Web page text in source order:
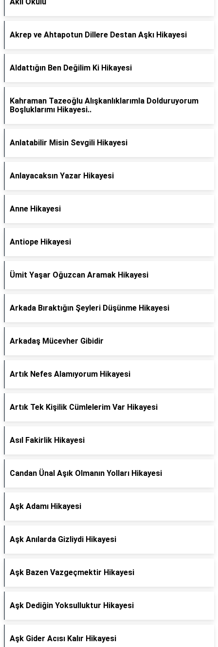
Akrep ve Ahtapotun Dillere Destan Aşkı Hikayesi
Aldattığın Ben Değilim Ki Hikayesi
Kahraman Tazeoğlu Alışkanlıklarımla Dolduruyorum
Boşluklarımı Hikayesi..
Anlatabilir Misin Sevgili Hikayesi
Anlayacaksın Yazar Hikayesi
Anne Hikayesi
Antiope Hikayesi
Ümit Yaşar Oğuzcan Aramak Hikayesi
Arkada Bıraktığın Şeyleri Düşünme Hikayesi
Arkadaş Mücevher Gibidir
Artık Nefes Alamıyorum Hikayesi
Artık Tek Kişilik Cümlelerim Var Hikayesi
Asıl Fakirlik Hikayesi
Candan Ünal Aşık Olmanın Yolları Hikayesi
Aşk Adamı Hikayesi
Aşk Anılarda Gizliydi Hikayesi
Aşk Bazen Vazgeçmektir Hikayesi
Aşk Dediğin Yoksulluktur Hikayesi
Aşk Gider Acısı Kalır Hikayesi